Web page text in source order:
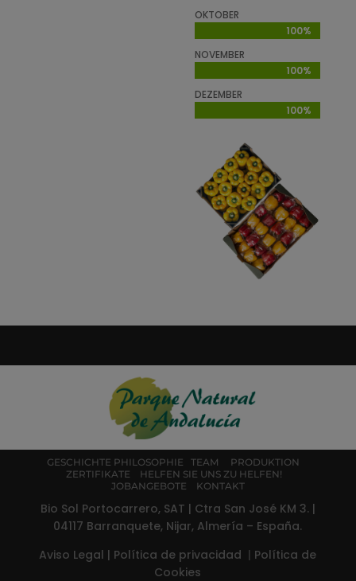
OKTOBER
100%
100%
NOVEMBER
100%
100%
DEZEMBER
100%
100%
GESCHICHTE PHILOSOPHIE TEAM
PRODUKTION
ZERTIFIKATE
HELFEN SIE UNS ZU HELFEN!
JOBANGEBOTE
KONTAKT
Bio Sol Portocarrero, SAT | Ctra San José KM 3. |
04117 Barranquete, Nijar, Almería – España.
Aviso Legal | Política de privacidad | Política de
Cookies